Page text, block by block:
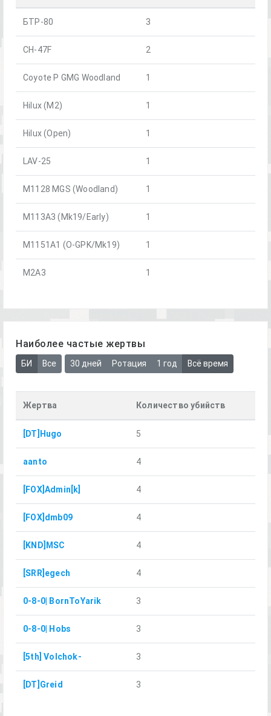
БТР-80 3
CH-47F 2
Coyote P GMG Woodland 1
Hilux (M2) 1
Hilux (Open) 1
LAV-25 1
M1128 MGS (Woodland) 1
M113A3 (Mk19/Early) 1
M1151A1 (O-GPK/Mk19) 1
M2A3 1
Наиболее частые жертвы
БИ Все 30 дней Ротация 1 год Всё время
Жертва Количество убийств
[DT]Hugo 5
aanto 4
[FOX]Admin[k] 4
[FOX]dmb09 4
[KND]MSC 4
[SRR]egech 4
0-8-0| BornToYarik 3
0-8-0| Hobs 3
[5th] Volchok- 3
[DT]Greid 3